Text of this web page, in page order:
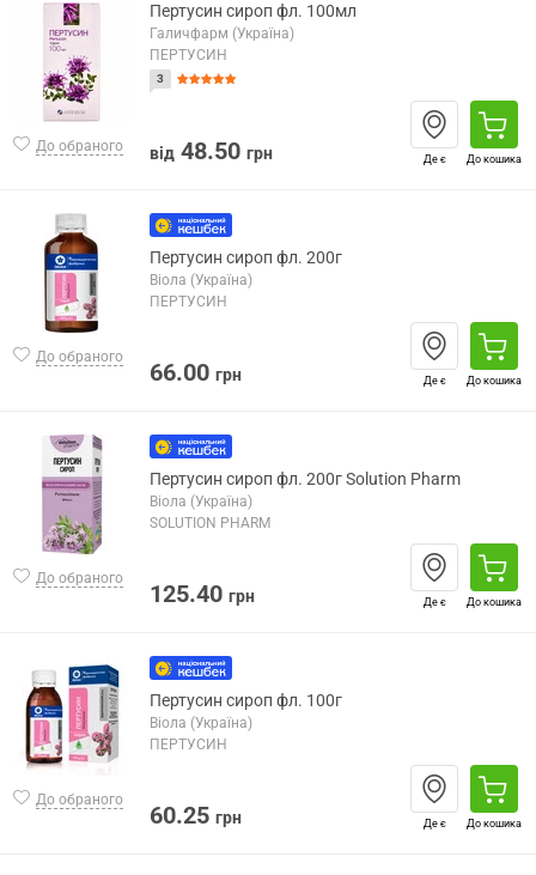
До обраного
Пертусин сироп фл. 100мл
Галичфарм (Україна)
ПЕРТУСИН
3
від 48.50 грн Де є До кошика
До обраного
Пертусин сироп фл. 200г
Віола (Україна)
ПЕРТУСИН
66.00 грн Де є До кошика
До обраного
Пертусин сироп фл. 200г Solution Pharm
Віола (Україна)
SOLUTION PHARM
125.40 грн Де є До кошика
До обраного
Пертусин сироп фл. 100г
Віола (Україна)
ПЕРТУСИН
60.25 грн Де є До кошика